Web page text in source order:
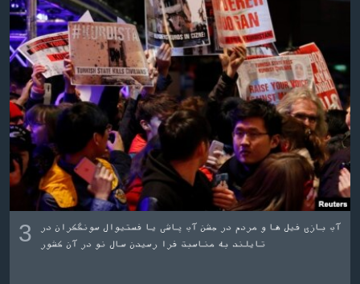
3
آب بازی فیل ها و مردم در جشن آب پاشی یا فستیوال سونگکران در
تایلند به مناسبت فرا رسیدن سال نو در آن کشور